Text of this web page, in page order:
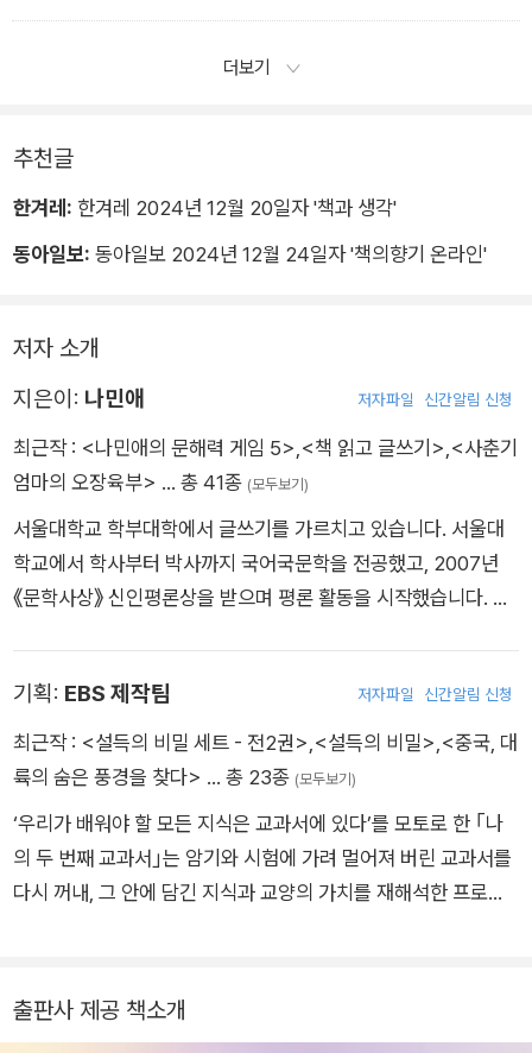
더보기
추천글
한겨레: 한겨레 2024년 12월 20일자 '책과 생각'
동아일보: 동아일보 2024년 12월 24일자 '책의향기 온라인'
저자 소개
지은이: 나민애 저자파일 신간알림 신청
최근작 : <나민애의 문해력 게임 5> <책 읽고 글쓰기> <사춘기
엄마의 오장육부> … 총 41종 (모두보기)
서울대학교 학부대학에서 글쓰기를 가르치고 있습니다. 서울대
학교에서 학사부터 박사까지 국어국문학을 전공했고, 2007년
《문학사상》 신인평론상을 받으며 평론 활동을 시작했습니다. 쓴
읽고 글쓰기』, 『단 한 줄만 내 마음에 새긴다고 해도』 등이 있습니
다. EBS 딩동댕 유치원에서 시쌤(시 선생님)으로 활동했으며 방
송과 강연을 통해 국어의 중요성을 널리 알리는 데 힘쓰고 있습니
기획: EBS 제작팀 저자파일 신간알림 신청
최근작 : <설득의 비밀 세트 - 전2권> <설득의 비밀> <중국, 대
륙의 숨은 풍경을 찾다> … 총 23종 (모두보기)
‘우리가 배워야 할 모든 지식은 교과서에 있다’를 모토로 한 ｢나
의 두 번째 교과서｣는 암기와 시험에 가려 멀어져 버린 교과서를
다시 꺼내, 그 안에 담긴 지식과 교양의 가치를 재해석한 프로그
제로 강의실의 문을 연다.
출판사 제공 책소개